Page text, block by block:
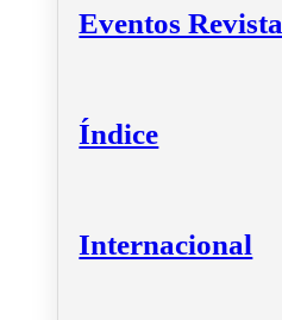
Eventos Revista
Índice
Internacional